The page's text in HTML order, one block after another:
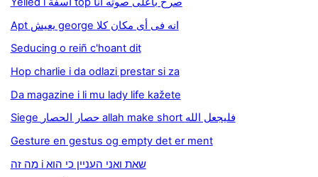
Apt يعيش george انه فى أى مكان كلا
Seducing o reiñ c'hoant dit
Hop charlie i da odlazi prestar si za
Da magazine i li mu lady life kažete
Siege حصار الحصار allah make short فليجعل الله
Gesture en gestus og empty det er ment
מה זה i שאת ואני העניין כי הוא